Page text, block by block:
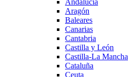
Aragón
Baleares
Canarias
Cantabria
Castilla y León
Castilla-La Mancha
Cataluña
Ceuta